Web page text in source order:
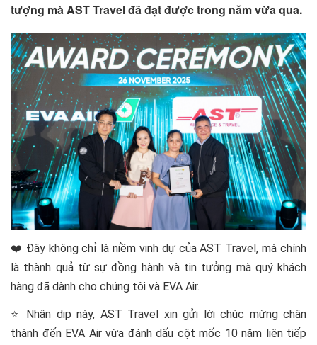
tượng mà AST Travel đã đạt được trong năm vừa qua.
❤️ Đây không chỉ là niềm vinh dự của AST Travel, mà chính
là thành quả từ sự đồng hành và tin tưởng mà quý khách
hàng đã dành cho chúng tôi và EVA Air.
⭐ Nhân dịp này, AST Travel xin gửi lời chúc mừng chân
thành đến EVA Air vừa đánh dấu cột mốc 10 năm liên tiếp